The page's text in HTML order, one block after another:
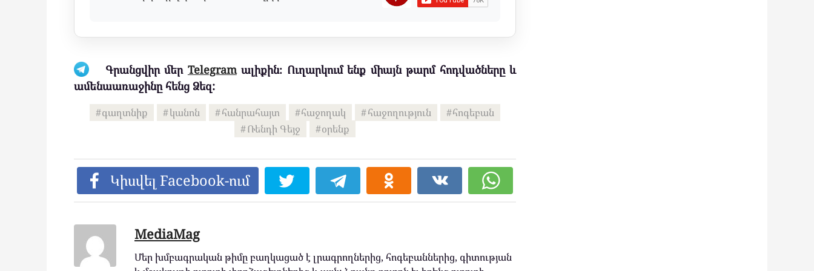
Գրանցվիր մեր Telegramալիքին։ Ուղարկում ենք միայն թարմ հոդվածները և
ամենաառաջինը հենց Ձեզ:
գաղտնիք կանոն հանրահայտ հաջողակ հաջողություն
հոգեբան
Ռենդի Գեյջ
օրենք
Կիսվել Facebook-ում
MediaMag
Մեր խմբագրական թիմը բաղկացած է լրագրողներից, հոգեբաններից, գիտության